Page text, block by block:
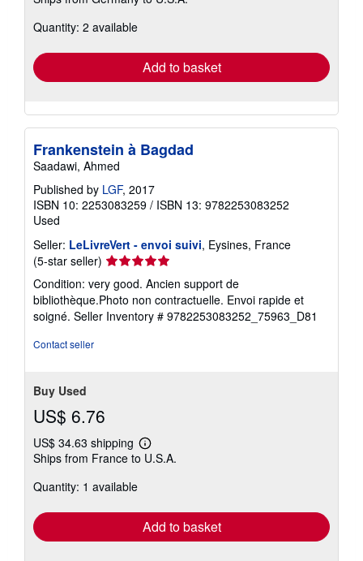
Quantity: 2 available
Add to basket
Frankenstein à Bagdad
Saadawi, Ahmed
Published by LGF, 2017
ISBN 10: 2253083259 / ISBN 13: 9782253083252
Used
Seller: LeLivreVert - envoi suivi, Eysines, France
(5-star seller) Seller
5
out
of
Condition: very good. Ancien support de
bibliothèque.Photo non contractuelle. Envoi rapide et
soigné. Seller Inventory # 9782253083252_75963_D81
Contact seller
Buy Used
US$ 6.76
US$ 34.63 shipping
Learn
more
Ships from France to U.S.A.
Quantity: 1 available
Add to basket